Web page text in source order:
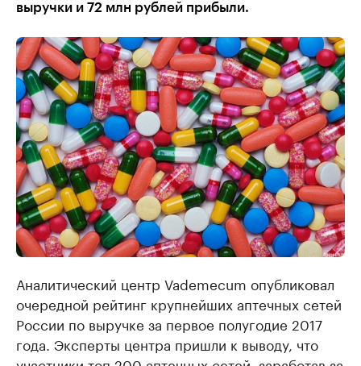
выручки и 72 млн рублей прибыли.
Аналитический центр Vademecum опубликовал
очередной рейтинг крупнейших аптечных сетей
России по выручке за первое полугодие 2017
года. Эксперты центра пришли к выводу, что